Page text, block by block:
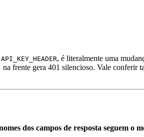
API_KEY_HEADER, é literalmente uma
na frente gera 401 silencioso. Vale conferir
dos campos de resposta seguem o